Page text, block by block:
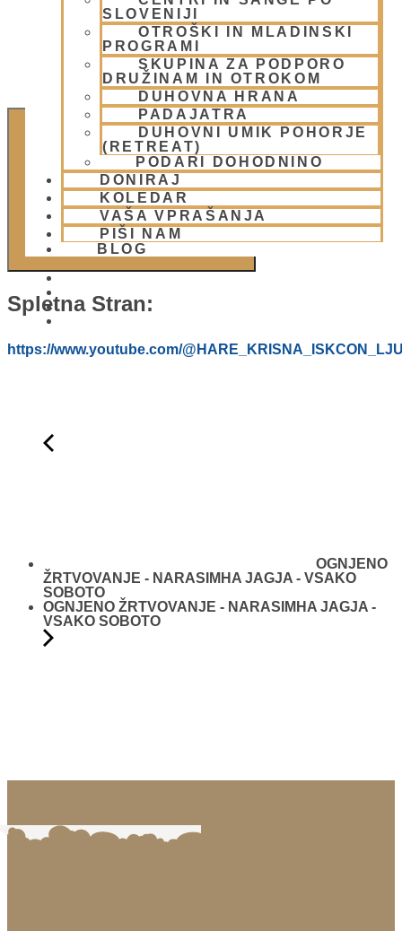
SLOVENIJI
OTROŠKI IN MLADINSKI
PROGRAMI
SKUPINA ZA PODPORO
DRUŽINAM IN OTROKOM
DUHOVNA HRANA
PADAJATRA
DUHOVNI UMIK POHORJE
(RETREAT)
PODARI DOHODNINO
DONIRAJ
KOLEDAR
VAŠA VPRAŠANJA
PIŠI NAM
BLOG
Spletna Stran:
https://www.youtube.com/
OGNJENO
ŽRTVOVANJE - NARASIMHA JAGJA - VSAKO
SOBOTO
OGNJENO ŽRTVOVANJE - NARASIMHA JAGJA -
VSAKO SOBOTO